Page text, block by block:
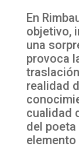
En
objetivo,
una
provoca
realidad
cualidad
del poeta